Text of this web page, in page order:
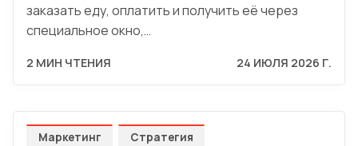
заказать еду, оплатить и получить её через
специальное окно,…
2 МИН ЧТЕНИЯ 24 ИЮЛЯ 2026 Г.
Маркетинг Стратегия